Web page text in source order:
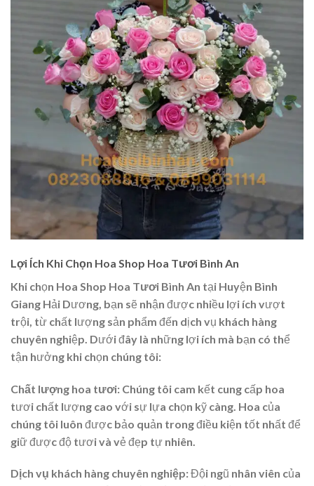
Lợi Ích Khi Chọn Hoa Shop Hoa Tươi Bình An
Khi chọn Hoa Shop Hoa Tươi Bình An tại Huyện Bình
Giang Hải Dương, bạn sẽ nhận được nhiều lợi ích vượt
trội, từ chất lượng sản phẩm đến dịch vụ khách hàng
chuyên nghiệp. Dưới đây là những lợi ích mà bạn có thể
tận hưởng khi chọn chúng tôi:
Chất lượng hoa tươi: Chúng tôi cam kết cung cấp hoa
tươi chất lượng cao với sự lựa chọn kỹ càng. Hoa của
chúng tôi luôn được bảo quản trong điều kiện tốt nhất để
giữ được độ tươi và vẻ đẹp tự nhiên.
Dịch vụ khách hàng chuyên nghiệp: Đội ngũ nhân viên của